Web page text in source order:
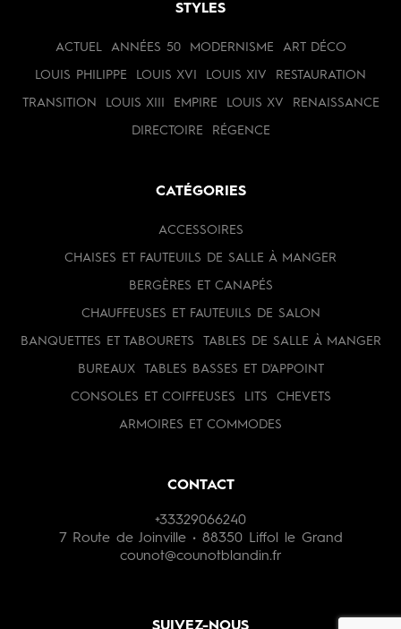
STYLES
ACTUEL ANNÉES 50 MODERNISME ART DÉCO
LOUIS PHILIPPE LOUIS XVI LOUIS XIV RESTAURATION
TRANSITION LOUIS XIII EMPIRE LOUIS XV RENAISSANCE
DIRECTOIRE RÉGENCE
CATÉGORIES
ACCESSOIRES
CHAISES ET FAUTEUILS DE SALLE À MANGER
BERGÈRES ET CANAPÉS
CHAUFFEUSES ET FAUTEUILS DE SALON
BANQUETTES ET TABOURETS TABLES DE SALLE À MANGER
BUREAUX TABLES BASSES ET D'APPOINT
CONSOLES ET COIFFEUSES LITS CHEVETS
ARMOIRES ET COMMODES
CONTACT
+33329066240
7 Route de Joinville • 88350 Liffol le Grand
counot@counotblandin.fr
SUIVEZ-NOUS